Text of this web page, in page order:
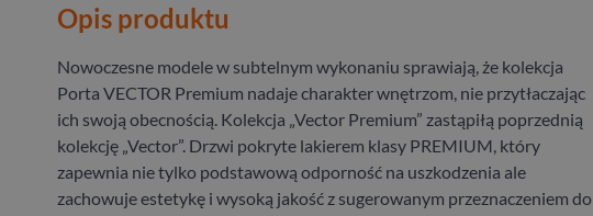
Opis produktu
Nowoczesne modele w subtelnym wykonaniu sprawiają, że kolekcja
Porta VECTOR Premium nadaje charakter wnętrzom, nie przytłaczając
ich swoją obecnością. Kolekcja „Vector Premium” zastąpiłą poprzednią
kolekcję „Vector”. Drzwi pokryte lakierem klasy PREMIUM, który
zapewnia nie tylko podstawową odporność na uszkodzenia ale
zachowuje estetykę i wysoką jakość z sugerowanym przeznaczeniem do